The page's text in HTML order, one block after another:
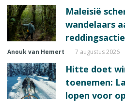
Maleisië
wandelaars
Anouk van Hemert 7 augustus 2026
Hitte doet
toenemen:
lopen voor